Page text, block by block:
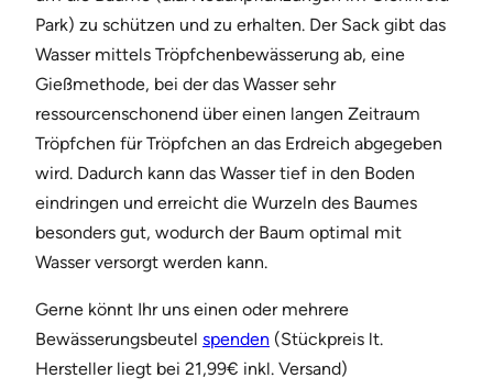
Park) zu schützen und zu erhalten. Der Sack gibt das
Wasser mittels Tröpfchenbewässerung ab, eine
Gießmethode, bei der das Wasser sehr
ressourcenschonend über einen langen Zeitraum
Tröpfchen für Tröpfchen an das Erdreich abgegeben
wird. Dadurch kann das Wasser tief in den Boden
eindringen und erreicht die Wurzeln des Baumes
besonders gut, wodurch der Baum optimal mit
Wasser versorgt werden kann.
Gerne könnt Ihr uns einen oder mehrere
Bewässerungsbeutel spenden (Stückpreis lt.
Hersteller liegt bei 21,99€ inkl. Versand)